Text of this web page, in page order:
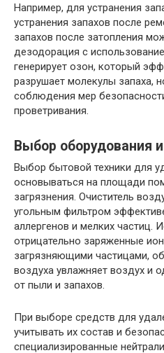
Например, для устранения
устранения запахов после
запахов после затопления
дезодорация с
генерирует озон, который
разрушает молекулы запаха,
соблюдения мер
проветривания.
Выбор оборудования
Выбор бытовой техники для
основываться на площади
загрязнения. Очиститель
угольным фильтром
аллергенов и мелких частиц.
отрицательно заряженные
загрязняющими частицами,
воздуха увлажняет воздух и
от пыли и запахов.
При выборе средств для
учитывать их состав и
специализированные